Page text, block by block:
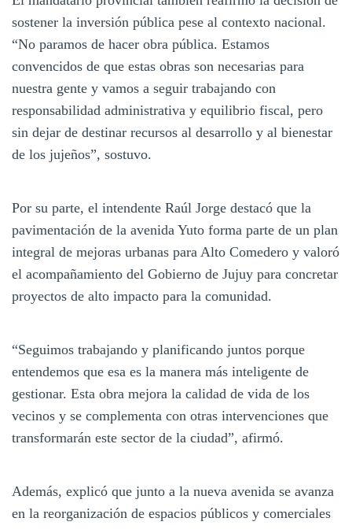
sostener la inversión pública pese al contexto nacional.
“No paramos de hacer obra pública. Estamos
convencidos de que estas obras son necesarias para
nuestra gente y vamos a seguir trabajando con
responsabilidad administrativa y equilibrio fiscal, pero
sin dejar de destinar recursos al desarrollo y al bienestar
de los jujeños”, sostuvo.
Por su parte, el intendente Raúl Jorge destacó que la
pavimentación de la avenida Yuto forma parte de un plan
integral de mejoras urbanas para Alto Comedero y valoró
el acompañamiento del Gobierno de Jujuy para concretar
proyectos de alto impacto para la comunidad.
“Seguimos trabajando y planificando juntos porque
entendemos que esa es la manera más inteligente de
gestionar. Esta obra mejora la calidad de vida de los
vecinos y se complementa con otras intervenciones que
transformarán este sector de la ciudad”, afirmó.
Además, explicó que junto a la nueva avenida se avanza
en la reorganización de espacios públicos y comerciales